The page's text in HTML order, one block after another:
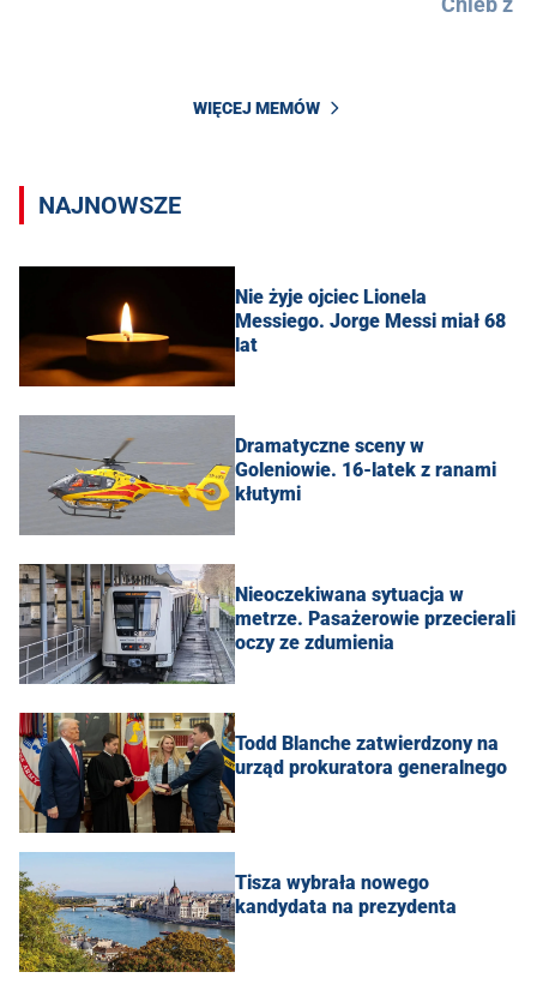
WIĘCEJ MEMÓW
NAJNOWSZE
Nie żyje ojciec Lionela
Messiego. Jorge Messi miał 68
lat
Dramatyczne sceny w
Goleniowie. 16-latek z ranami
kłutymi
Nieoczekiwana sytuacja w
metrze. Pasażerowie przecierali
oczy ze zdumienia
Todd Blanche zatwierdzony na
urząd prokuratora generalnego
Tisza wybrała nowego
kandydata na prezydenta